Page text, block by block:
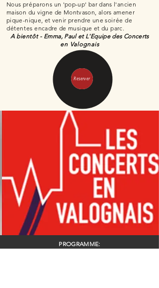
Nous préparons un 'pop-up' bar dans l'ancien
maison du vigne de Montvason, alors amener
pique-nique, et venir prendre unesoirée de
détentes encadre de musique et du parc.
Abientôt - Emma, Paul et L'Equipe des Concerts
en Valognais
Reserver
PROGRAMME: